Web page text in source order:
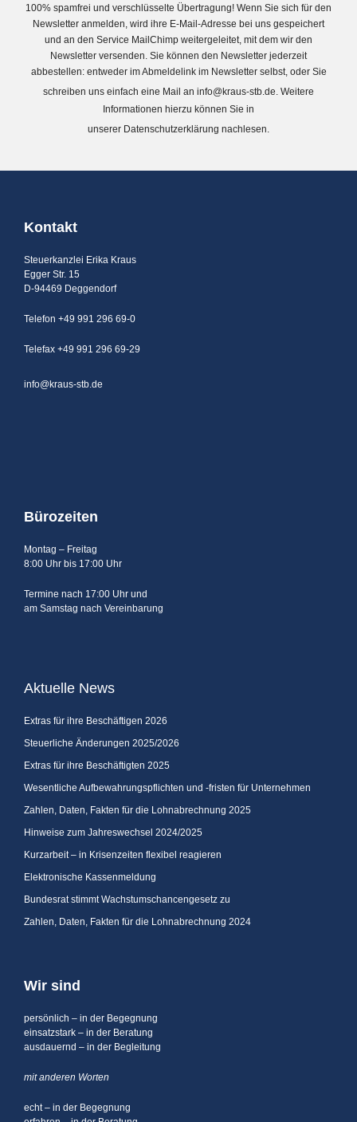
100% spamfrei und verschlüsselte Übertragung! Wenn Sie sich für den
Newsletter anmelden, wird ihre E-Mail-Adresse bei uns gespeichert
und an den Service MailChimp weitergeleitet, mit dem wir den
Newsletter versenden. Sie können den Newsletter jederzeit
abbestellen: entweder im Abmeldelink im Newsletter selbst, oder Sie
schreiben uns einfach eine Mail an info@kraus-stb.de. Weitere
Informationen hierzu können Sie in
unserer Datenschutzerklärung nachlesen.
Kontakt
Steuerkanzlei Erika Kraus
Egger Str. 15
D-94469 Deggendorf
Telefon +49 991 296 69-0
Telefax +49 991 296 69-29
info@kraus-stb.de
Bürozeiten
Montag – Freitag
8:00 Uhr bis 17:00 Uhr
Termine nach 17:00 Uhr und
am Samstag nach Vereinbarung
Aktuelle News
Extras für ihre Beschäftigen 2026
Steuerliche Änderungen 2025/2026
Extras für ihre Beschäftigten 2025
Wesentliche Aufbewahrungspflichten und -fristen für Unternehmen
Zahlen, Daten, Fakten für die Lohnabrechnung 2025
Hinweise zum Jahreswechsel 2024/2025
Kurzarbeit – in Krisenzeiten flexibel reagieren
Elektronische Kassenmeldung
Bundesrat stimmt Wachstumschancengesetz zu
Zahlen, Daten, Fakten für die Lohnabrechnung 2024
Wir sind
persönlich – in der Begegnung
einsatzstark – in der Beratung
ausdauernd – in der Begleitung
mit anderen Worten
echt – in der Begegnung